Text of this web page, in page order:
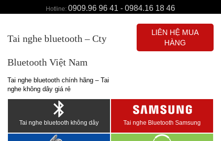
Hotline: 0909.96 96 41 - 0984.16 18 46
Tai nghe bluetooth – Cty
Bluetooth Việt Nam
Tai nghe bluetooth chính hãng – Tai
nghe không dây giá rẻ
LIÊN HỆ MUA
HÀNG
Tai nghe bluetooth không dây Tai nghe Bluetooth Samsung